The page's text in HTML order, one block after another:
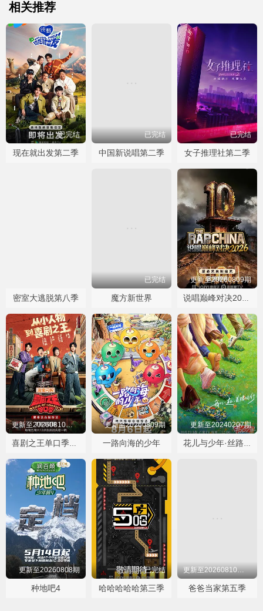
相关推荐
已完结
现在就出发第二季
已完结
中国新说唱第二季
已完结
女子推理社第二季
密室大逃脱第八季
已完结
魔方新世界
更新至20260809期
说唱巅峰对决2026
更新至20260810翟佳宁高光纯享
喜剧之王单口季第三季
更新至20260809期
一路向海的少年
更新至20240207期
花儿与少年·丝路季
更新至20260808期
种地吧4
已完结
哈哈哈哈哈第三季
更新至20260810第13期下
爸爸当家第五季